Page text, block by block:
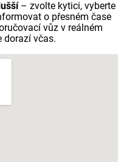
– zvolte kytici, vyberte
o přesném čase
vůz v reálném
dorazí včas.